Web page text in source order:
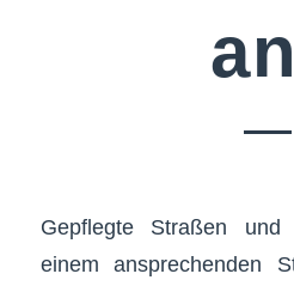
Gepflegte Straßen
einem ansprechenden